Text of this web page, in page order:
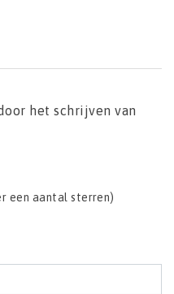
het schrijven van
een aantal sterren)